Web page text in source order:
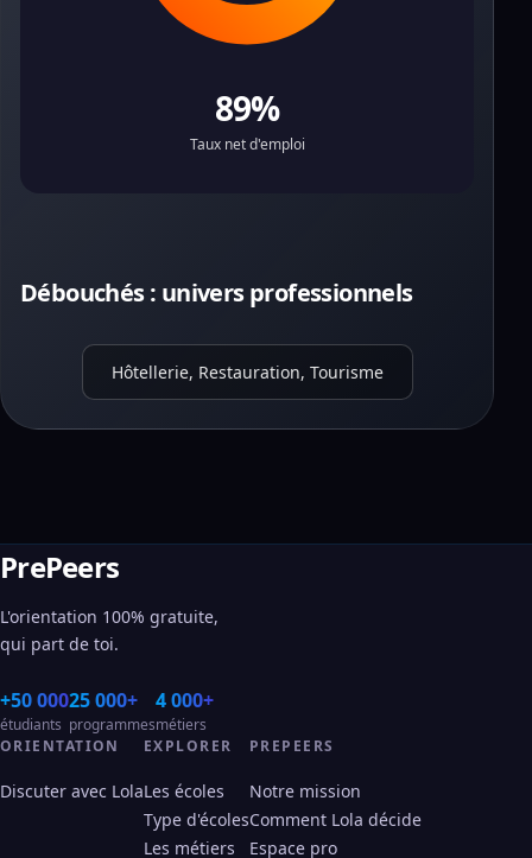
89%
Taux net d'emploi
Débouchés : univers professionnels
Hôtellerie, Restauration, Tourisme
PrePeers
L'orientation 100% gratuite,
qui part de toi.
+50 000
étudiants
25 000+
programmes
4 000+
métiers
ORIENTATION
Discuter avec Lola
EXPLORER
Les écoles
Type d'écoles
Les métiers
PREPEERS
Notre mission
Comment Lola décide
Espace pro